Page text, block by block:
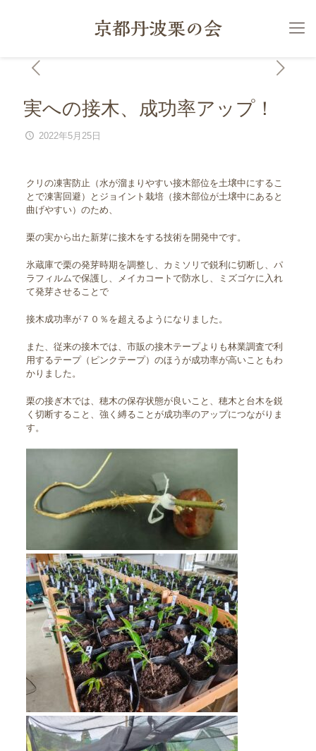
実への接木、成功率アップ！
2022年5月25日
クリの凍害防止（水が溜まりやすい接木部位を土壌中にするこ
とで凍害回避）とジョイント栽培（接木部位が土壌中にあると
曲げやすい）のため、
栗の実から出た新芽に接木をする技術を開発中です。
氷蔵庫で栗の発芽時期を調整し、カミソリで鋭利に切断し、パ
ラフィルムで保護し、メイカコートで防水し、ミズゴケに入れ
て発芽させることで
接木成功率が７０％を超えるようになりました。
また、従来の接木では、市販の接木テープよりも林業調査で利
用するテープ（ピンクテープ）のほうが成功率が高いこともわ
かりました。
栗の接ぎ木では、穂木の保存状態が良いこと、穂木と台木を鋭
く切断すること、強く縛ることが成功率のアップにつながりま
す。